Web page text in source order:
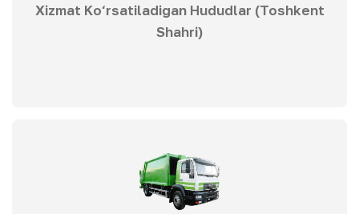
Xizmat Ko‘rsatiladigan Hududlar (Toshkent
Shahri)